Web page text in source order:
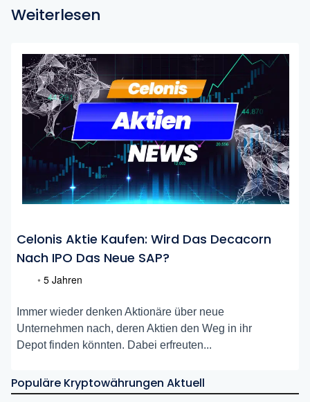
Weiterlesen
Celonis Aktie Kaufen: Wird Das Decacorn
Nach IPO Das Neue SAP?
• 5 Jahren
Immer wieder denken Aktionäre über neue
Unternehmen nach, deren Aktien den Weg in ihr
Depot finden könnten. Dabei erfreuten...
Populäre Kryptowährungen Aktuell